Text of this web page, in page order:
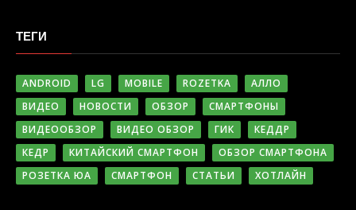
ТЕГИ
ANDROID LG MOBILE ROZETKA
АЛЛО
ВИДЕО
НОВОСТИ ОБЗОР
СМАРТФОНЫ
ВИДЕООБЗОР
ВИДЕО ОБЗОР ГИК
КЕДДР
КЕДР
КИТАЙСКИЙ СМАРТФОН
ОБЗОР СМАРТФОНА
РОЗЕТКА ЮА
СМАРТФОН СТАТЬИ ХОТЛАЙН